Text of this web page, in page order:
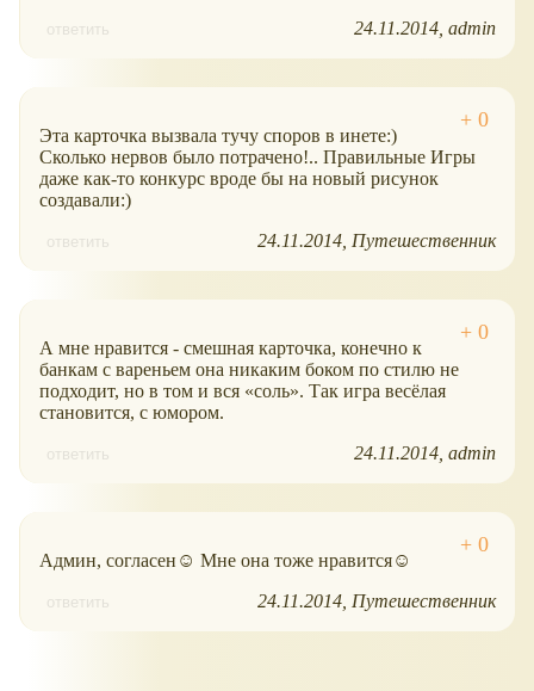
ответить 24.11.2014 admin
Эта карточка вызвала тучу споров в инете:)
Сколько нервов было потрачено!.. Правильные Игры
даже как-то конкурс вроде бы на новый рисунок
создавали:)
ответить 24.11.2014 Путешественник
А мне нравится - смешная карточка, конечно к
банкам с вареньем она никаким боком по стилю не
подходит, но в том и вся
соль . Так игра весёлая
становится, с юмором.
ответить 24.11.2014 admin
Админ, согласен☺ Мне она тоже нравится☺
ответить 24.11.2014 Путешественник